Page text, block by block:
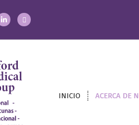
INICIO ACERCA DE